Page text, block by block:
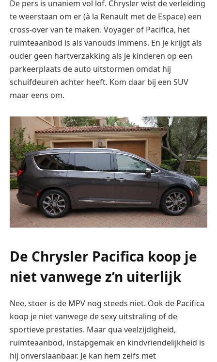
De pers is unaniem vol lof. Chrysler wist de verleiding
te weerstaan om er (à la Renault met de Espace) een
cross-over van te maken. Voyager of Pacifica, het
ruimteaanbod is als vanouds immens. En je krijgt als
ouder geen hartverzakking als je kinderen op een
parkeerplaats de auto uitstormen omdat hij
schuifdeuren achter heeft. Kom daar bij een SUV
maar eens om.
De Chrysler Pacifica koop je
niet vanwege z’n uiterlijk
Nee, stoer is de MPV nog steeds niet. Ook de Pacifica
koop je niet vanwege de sexy uitstraling of de
sportieve prestaties. Maar qua veelzijdigheid,
ruimteaanbod, instapgemak en kindvriendelijkheid is
hij onverslaanbaar. Je kan hem zelfs met